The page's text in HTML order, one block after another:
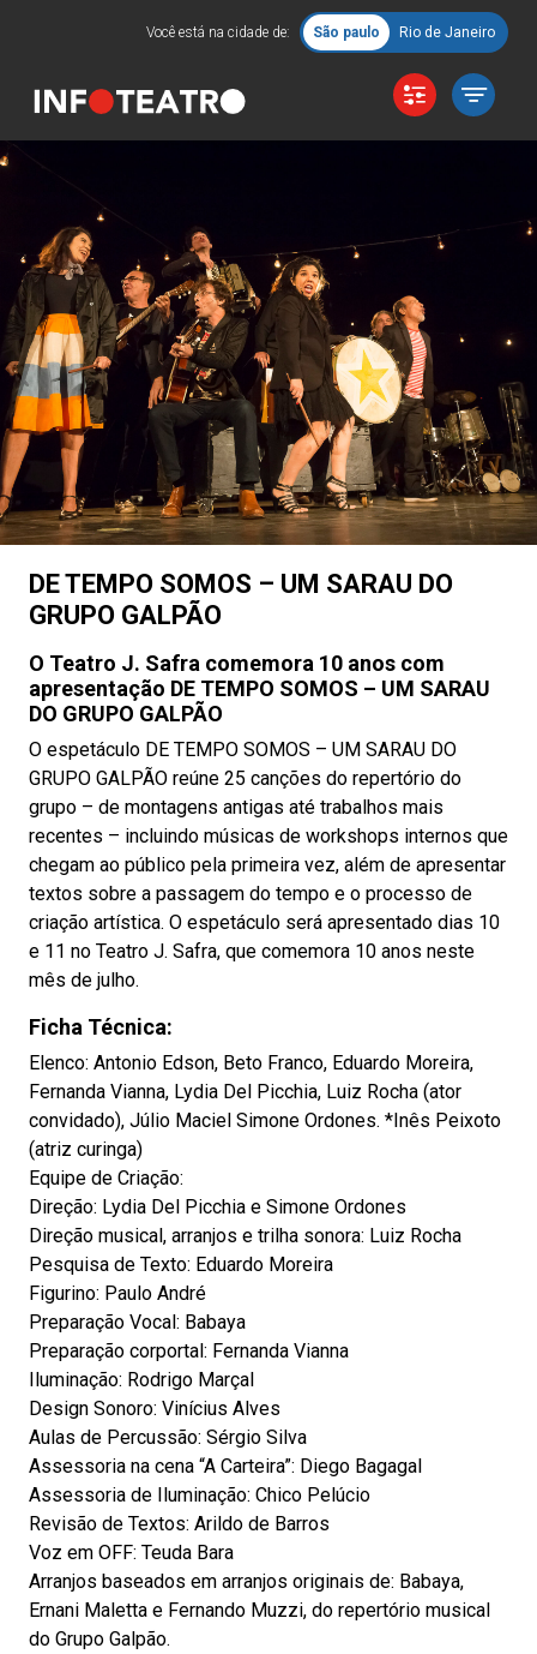
Você está na cidade de: São paulo Rio de Janeiro
DE TEMPO SOMOS – UM SARAU DO
GRUPO GALPÃO
O Teatro J. Safra comemora 10 anos com
apresentação DE TEMPO SOMOS – UM SARAU
DO GRUPO GALPÃO
O espetáculo DE TEMPO SOMOS – UM SARAU DO
GRUPO GALPÃO reúne 25 canções do repertório do
grupo – de montagens antigas até trabalhos mais
recentes – incluindo músicas de workshops internos que
chegam ao público pela primeira vez, além de apresentar
textos sobre a passagem do tempo e o processo de
criação artística. O espetáculo será apresentado dias 10
e 11 no Teatro J. Safra, que comemora 10 anos neste
mês de julho.
Ficha Técnica:
Elenco: Antonio Edson, Beto Franco, Eduardo Moreira,
Fernanda Vianna, Lydia Del Picchia, Luiz Rocha (ator
convidado), Júlio Maciel Simone Ordones. *Inês Peixoto
(atriz curinga)
Equipe de Criação:
Direção: Lydia Del Picchia e Simone Ordones
Direção musical, arranjos e trilha sonora: Luiz Rocha
Pesquisa de Texto: Eduardo Moreira
Figurino: Paulo André
Preparação Vocal: Babaya
Preparação corportal: Fernanda Vianna
Iluminação: Rodrigo Marçal
Design Sonoro: Vinícius Alves
Aulas de Percussão: Sérgio Silva
Assessoria na cena “A Carteira”: Diego Bagagal
Assessoria de Iluminação: Chico Pelúcio
Revisão de Textos: Arildo de Barros
Voz em OFF: Teuda Bara
Arranjos baseados em arranjos originais de: Babaya,
Ernani Maletta e Fernando Muzzi, do repertório musical
do Grupo Galpão.